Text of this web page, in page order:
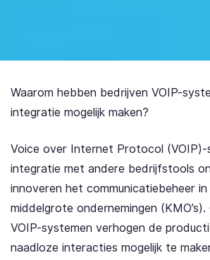
Waarom hebben bedrijven VOIP-
integratie mogelijk maken?
Voice over Internet Protocol (VOIP)-
integratie met andere bedrijfstools
innoveren het communicatiebeheer in
middelgrote ondernemingen
VOIP-systemen verhogen de
naadloze interacties mogelijk te